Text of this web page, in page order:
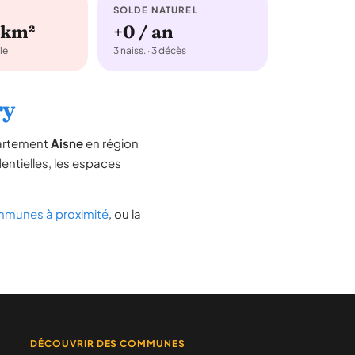
SOLDE NATUREL
+0 / an
3 naiss. · 3 décès
Aisneen région
les espaces
à proximité, ou la
DÉCOUVRIR DES COMMUNES